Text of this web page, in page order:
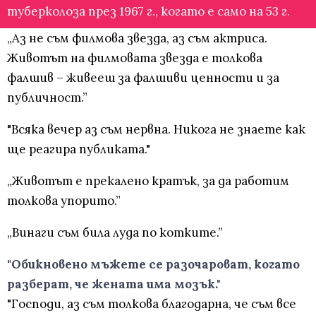
туберколоза през 1967 г., когато е само на 53 г.
„Аз не съм филмова звезда, аз съм актриса.
Животът на филмовата звезда е толкова
фалшив – живееш за фалшиви ценности и за
публичност.”
"Всяка вечер аз съм нервна. Никога не знаете как
ще реагира публиката."
„Животът е прекалено кратък, за да работим
толкова упорито.”
„Винаги съм била луда по котките.”
"Обикновено мъжете се разочароват, когато
разберат, че жената има мозък."
"Господи, аз съм толкова благодарна, че съм все